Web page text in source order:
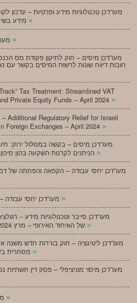
מעו”דכן טכנולוגיות מידע ופרטיות – עדכון
»
»
חובות דיווח שונות לרשות המיסים בקשר עם
Tax Treatment: Streamlined VAT
Private Equity Funds – April 2024 »
Additional Regulatory Relief for Israeli
Foreign Exchanges – April 2024 »
מעו”דכן מיסים – בקשה במסלול ירוק:
»
»
מעו”דכן סייבר וטכנולוגיות מידע –
»
מעו”דכן ליטיגציה – חוק בוררות חדש משנה
»
מעו”דכן מיסוי מוניציפלי – פסק דין
»